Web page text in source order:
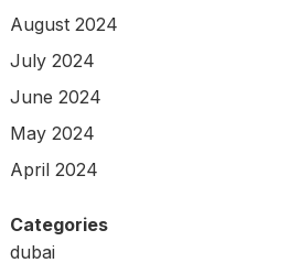
August 2024
July 2024
June 2024
May 2024
April 2024
Categories
dubai